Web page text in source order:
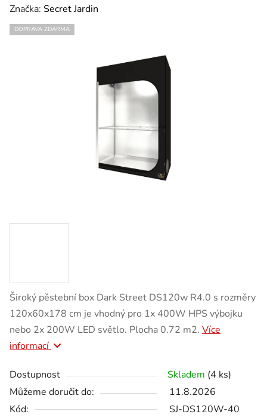
Široký pěstební box Dark Street DS120w R4.0 s rozměry
120x60x178 cm je vhodný pro 1x 400W HPS výbojku
nebo 2x 200W LED světlo. Plocha 0.72 m2. Více
informací
Dostupnost Skladem (4 ks)
Můžeme doručit do:
11.8.2026
Kód:
SJ-DS120W-40
Značka: Secret Jardin
DOPRAVA ZDARMA